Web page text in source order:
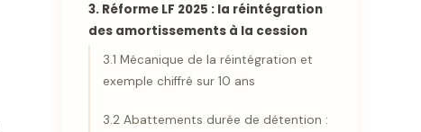
3. Réforme LF 2025 : la réintégration
des amortissements à la cession
3.1 Mécanique de la réintégration et
exemple chiffré sur 10 ans
3.2 Abattements durée de détention :